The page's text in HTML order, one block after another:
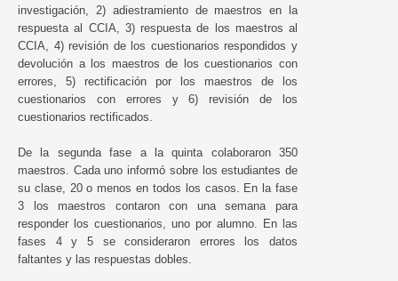
investigación, 2) adiestramiento de maestros en la
respuesta al CCIA, 3) respuesta de los maestros al
CCIA, 4) revisión de los cuestionarios respondidos y
devolución a los maestros de los cuestionarios con
errores, 5) rectificación por los maestros de los
cuestionarios con errores y 6) revisión de los
cuestionarios rectificados.
De la segunda fase a la quinta colaboraron 350
maestros. Cada uno informó sobre los estudiantes de
su clase, 20 o menos en todos los casos. En la fase
3 los maestros contaron con una semana para
responder los cuestionarios, uno por alumno. En las
fases 4 y 5 se consideraron errores los datos
faltantes y las respuestas dobles.